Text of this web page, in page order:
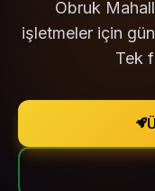
Obruk
işletmeler için
Tek